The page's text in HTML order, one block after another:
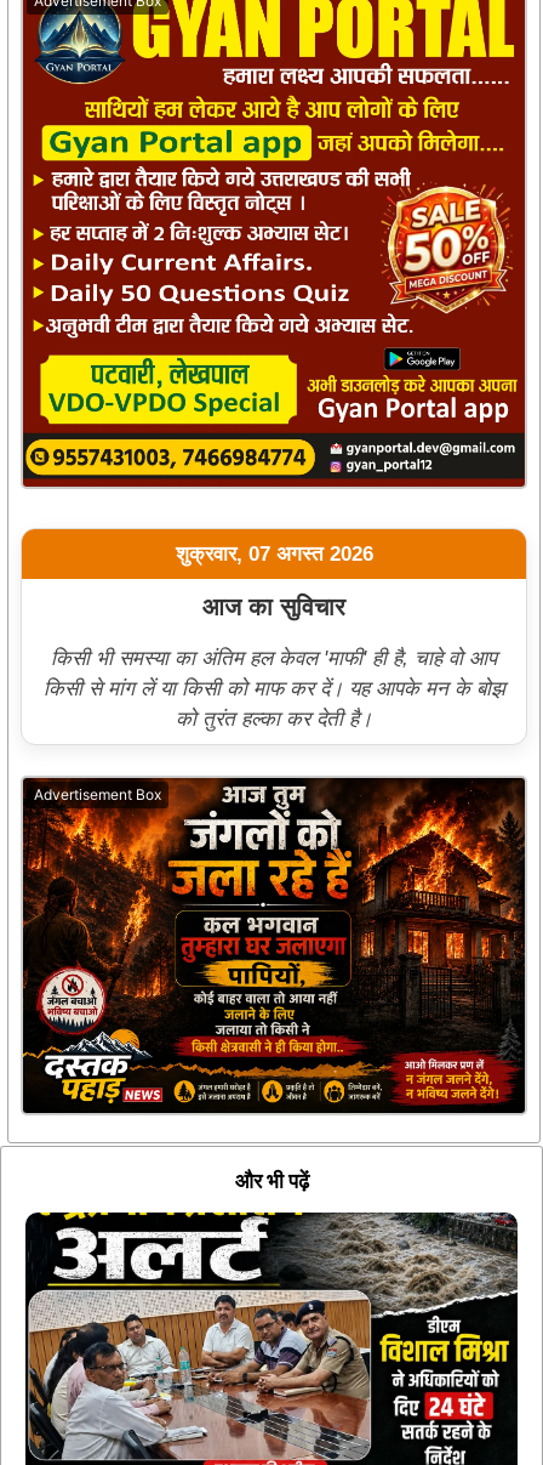
शुक्रवार, 07 अगस्त 2026
आज का सुविचार
किसी भी समस्या का अंतिम हल केवल 'माफी' ही है, चाहे वो आप
किसी से मांग लें या किसी को माफ कर दें। यह आपके मन के बोझ
को तुरंत हल्का कर देती है।
Advertisement Box
और भी पढ़ें